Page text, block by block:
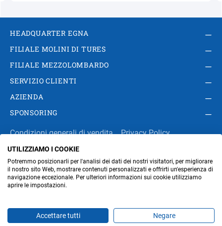
HEADQUARTER EGNA
FILIALE MOLINI DI TURES
FILIALE MEZZOLOMBARDO
SERVIZIO CLIENTI
AZIENDA
SPONSORING
Condizioni generali di vendita
Privacy Policy
Impressum
Modifica impostazioni dei cookie
Amministrazione
UTILIZZIAMO I COOKIE
Potremmo posizionarli per l'analisi dei dati dei nostri visitatori, per migliorare
il nostro sito Web, mostrare contenuti personalizzati e offrirti un'esperienza di
navigazione eccezionale. Per ulteriori informazioni sui cookie utilizziamo
aprire le impostazioni.
Accettare tutti Negare